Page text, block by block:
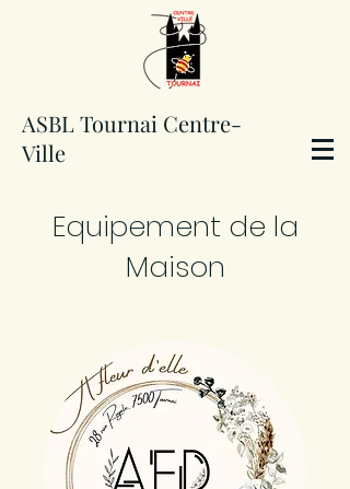
ASBL Tournai Centre-
Ville
Equipement de la
Maison